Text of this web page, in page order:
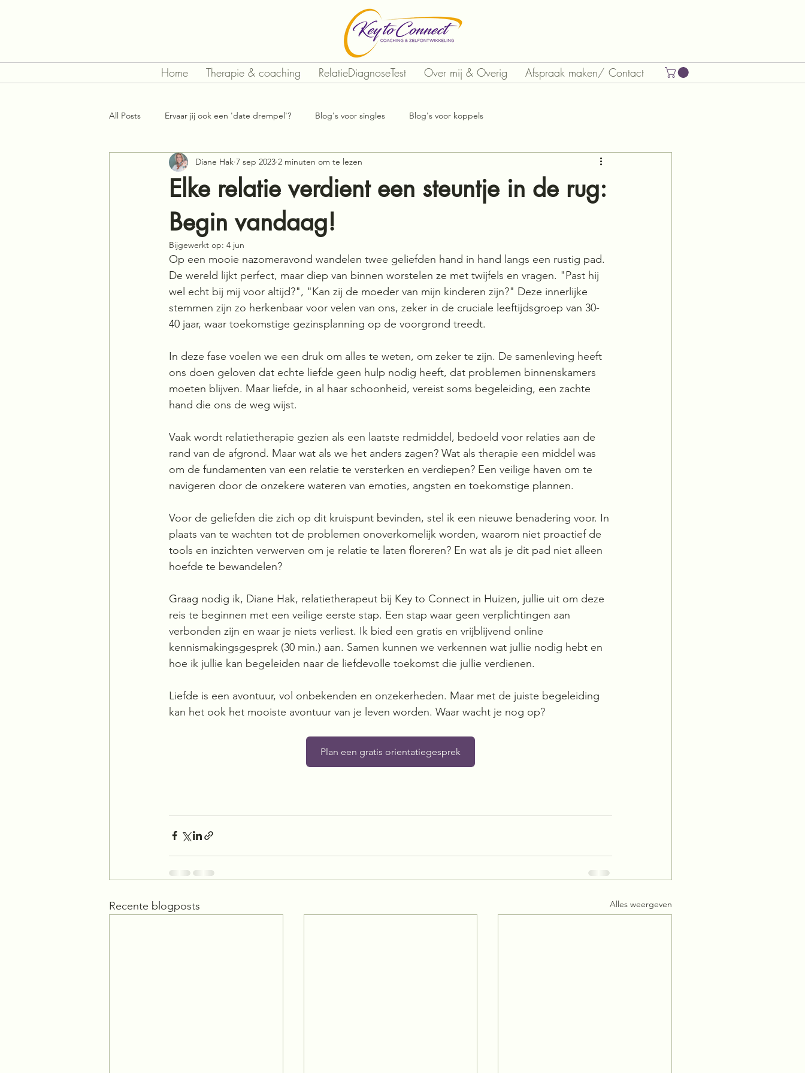
Home Therapie & coaching RelatieDiagnoseTest Over mij & Overig Afspraak maken/ Contact
All Posts Ervaar jij ook een 'date drempel'? Blog's voor singles Blog's voor koppels
Elke relatie verdient een steuntje in de rug:
Begin vandaag!
Diane Hak 7 sep 2023 2 minuten om te lezen
Bijgewerkt op: 4 jun
Op een mooie nazomeravond wandelen twee geliefden hand in hand langs een rustig pad.
De wereld lijkt perfect, maar diep van binnen worstelen ze met twijfels en vragen. "Past hij
wel echt bij mij voor altijd?", "Kan zij de moeder van mijn kinderen zijn?" Deze innerlijke
stemmen zijn zo herkenbaar voor velen van ons, zeker in de cruciale leeftijdsgroep van 30-
40 jaar, waar toekomstige gezinsplanning op de voorgrond treedt.
In deze fase voelen we een druk om alles te weten, om zeker te zijn. De samenleving heeft
ons doen geloven dat echte liefde geen hulp nodig heeft, dat problemen binnenskamers
moeten blijven. Maar liefde, in al haar schoonheid, vereist soms begeleiding, een zachte
hand die ons de weg wijst.
Vaak wordt relatietherapie gezien als een laatste redmiddel, bedoeld voor relaties aan de
rand van de afgrond. Maar wat als we het anders zagen? Wat als therapie een middel was
om de fundamenten van een relatie te versterken en verdiepen? Een veilige haven om te
navigeren door de onzekere wateren van emoties, angsten en toekomstige plannen.
Voor de geliefden die zich op dit kruispunt bevinden, stel ik een nieuwe benadering voor. In
plaats van te wachten tot de problemen onoverkomelijk worden, waarom niet proactief de
tools en inzichten verwerven om je relatie te laten floreren? En wat als je dit pad niet alleen
hoefde te bewandelen?
Graag nodig ik, Diane Hak, relatietherapeut bij Key to Connect in Huizen, jullie uit om deze
reis te beginnen met een veilige eerste stap. Een stap waar geen verplichtingen aan
verbonden zijn en waar je niets verliest. Ik bied een gratis en vrijblijvend online
kennismakingsgesprek (30 min.) aan. Samen kunnen we verkennen wat jullie nodig hebt en
hoe ik jullie kan begeleiden naar de liefdevolle toekomst die jullie verdienen.
Liefde is een avontuur, vol onbekenden en onzekerheden. Maar met de juiste begeleiding
kan het ook het mooiste avontuur van je leven worden. Waar wacht je nog op?
Plan een gratis orientatiegesprek
Recente blogposts Alles weergeven